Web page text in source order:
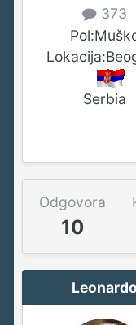
373
Pol:
Lokacija:
Serbia
Odgovora
10
Leonardo